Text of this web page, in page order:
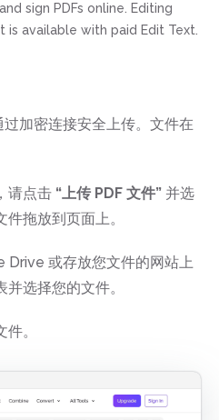
sign PDFs online. Editing
available with paid Edit Text.
加密连接安全上传。文件在
请点击 “上传 PDF 文件” 并选
拖放到页面上。
或存放您文件的网站上
选择您的文件。
。